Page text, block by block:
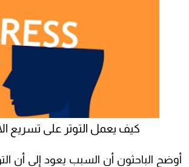
كيف يعمل التوتر على تسريع
أوضح الباحثون أن السبب يعود إلى أن